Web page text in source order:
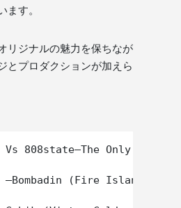
ます。
リジナルの魅力を保ちなが
とプロダクションが加えら
Vs 808state–The Only Rhyme
(Fire Island